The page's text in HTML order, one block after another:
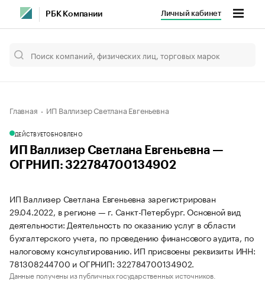
РБК Компании Личный кабинет
Главная ИП Валлизер Светлана Евгеньевна
ДЕЙСТВУЕТОБНОВЛЕНО
ИП Валлизер Светлана Евгеньевна —
ОГРНИП: 322784700134902
ИП Валлизер Светлана Евгеньевна зарегистрирован
29.04.2022, в регионе — г. Санкт-Петербург. Основной вид
деятельности: Деятельность по оказанию услуг в области
бухгалтерского учета, по проведению финансового аудита, по
налоговому консультированию. ИП присвоены реквизиты ИНН:
781308244700 и ОГРНИП: 322784700134902.
Данные получены из публичных государственных источников.